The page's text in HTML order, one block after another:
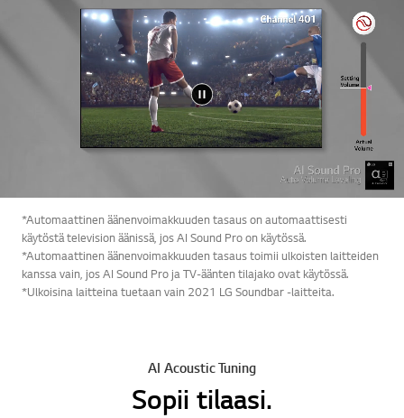
*Automaattinen äänenvoimakkuuden tasaus on automaattisesti
käytöstä television äänissä, jos AI Sound Pro on käytössä.
*Automaattinen äänenvoimakkuuden tasaus toimii ulkoisten laitteiden
kanssa vain, jos AI Sound Pro ja TV-äänten tilajako ovat käytössä.
*Ulkoisina laitteina tuetaan vain 2021 LG Soundbar -laitteita.
AI Acoustic Tuning
Sopii tilaasi.